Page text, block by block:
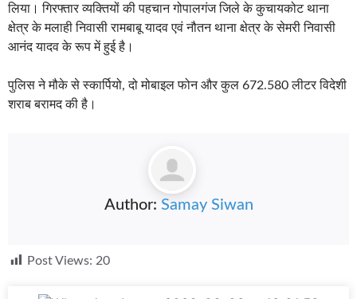
लिया। गिरफ्तार व्यक्तियों की पहचान गोपालगंज जिले के कुचायकोट थाना
क्षेत्र के मलाही निवासी रामबाबू यादव एवं नौतन थाना क्षेत्र के सेमरी निवासी
आनंद यादव के रूप में हुई है।
पुलिस ने मौके से स्कार्पियो, दो मोबाइल फोन और कुल 672.580 लीटर विदेशी
शराब बरामद की है।
Author: Samay Siwan
Post Views: 20